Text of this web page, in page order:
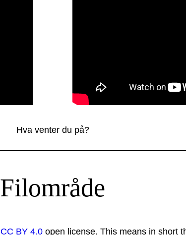
Hva venter du på?
Filområde
CC BY 4.0open license. This means in short